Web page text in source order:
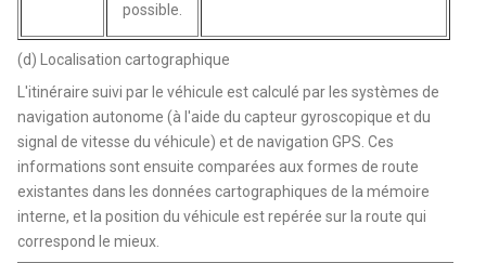
possible.
(d) Localisation cartographique
L'itinéraire suivi par le véhicule est calculé par les systèmes de
navigation autonome (à l'aide du capteur gyroscopique et du
signal de vitesse du véhicule) et de navigation GPS. Ces
informations sont ensuite comparées aux formes de route
existantes dans les données cartographiques de la mémoire
interne, et la position du véhicule est repérée sur la route qui
correspond le mieux.